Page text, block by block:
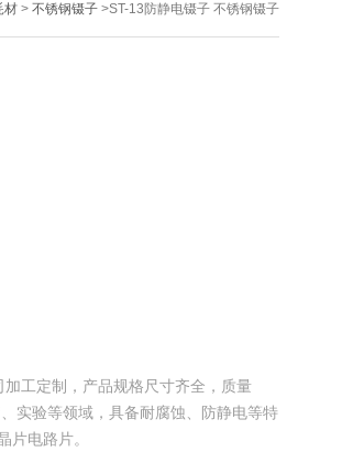
材> 不锈钢镊子>ST-13防静电镊子 不锈钢镊子
工定制，产品规格尺寸齐全，质量
实验等领域，具备耐腐蚀、防静电等特
片电路片。